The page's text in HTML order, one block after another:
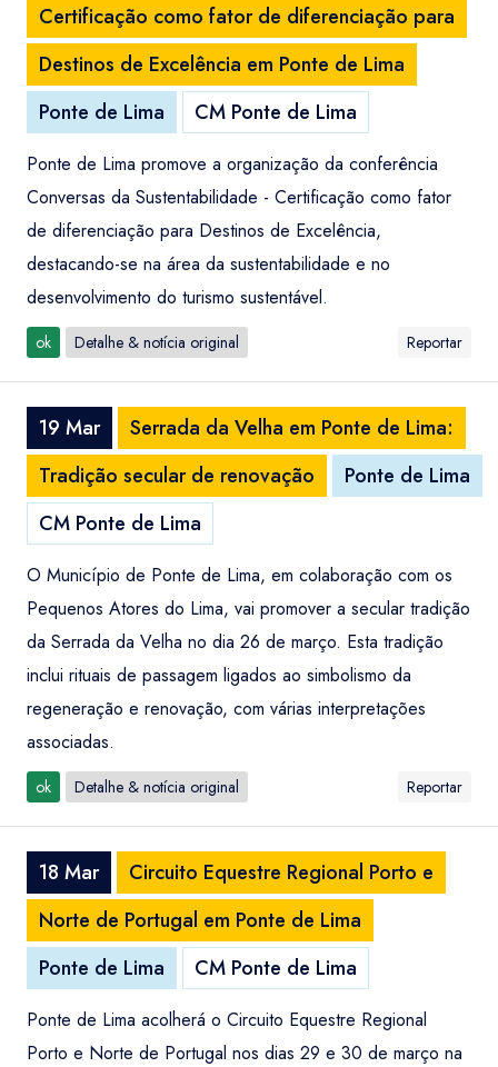
Certificação como fator de diferenciação para
Destinos de Excelência em Ponte de Lima
Ponte de Lima
CM Ponte de Lima
Ponte de Lima promove a organização da conferência
Conversas da Sustentabilidade - Certificação como fator
de diferenciação para Destinos de Excelência,
destacando-se na área da sustentabilidade e no
desenvolvimento do turismo sustentável.
ok Detalhe & notícia original Reportar
19 Mar
Serrada da Velha em Ponte de Lima:
Tradição secular de renovação
Ponte de Lima
CM Ponte de Lima
O Município de Ponte de Lima, em colaboração com os
Pequenos Atores do Lima, vai promover a secular tradição
da Serrada da Velha no dia 26 de março. Esta tradição
inclui rituais de passagem ligados ao simbolismo da
regeneração e renovação, com várias interpretações
associadas.
ok Detalhe & notícia original Reportar
18 Mar
Circuito Equestre Regional Porto e
Norte de Portugal em Ponte de Lima
Ponte de Lima
CM Ponte de Lima
Ponte de Lima acolherá o Circuito Equestre Regional
Porto e Norte de Portugal nos dias 29 e 30 de março na